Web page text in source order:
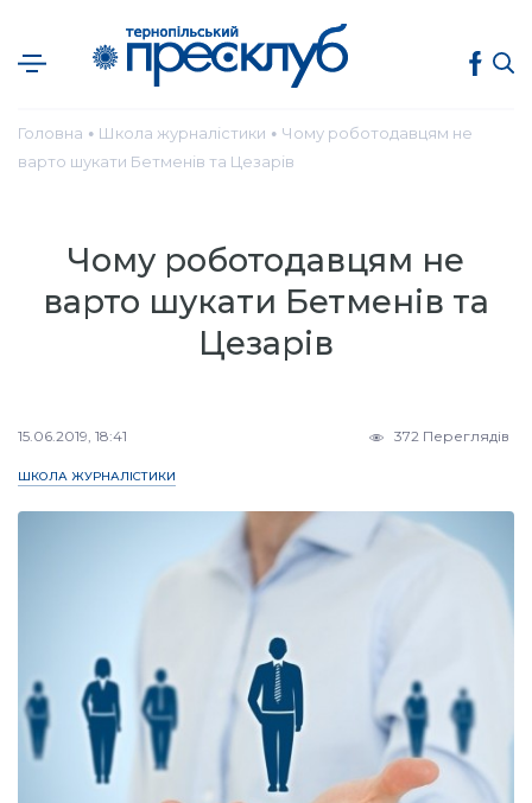
Головна ● Школа журналістики ● Чому роботодавцям не
варто шукати Бетменів та Цезарів
Чому роботодавцям не
варто шукати Бетменів та
Цезарів
15.06.2019, 18:41 372 Переглядів
ШКОЛА ЖУРНАЛІСТИКИ